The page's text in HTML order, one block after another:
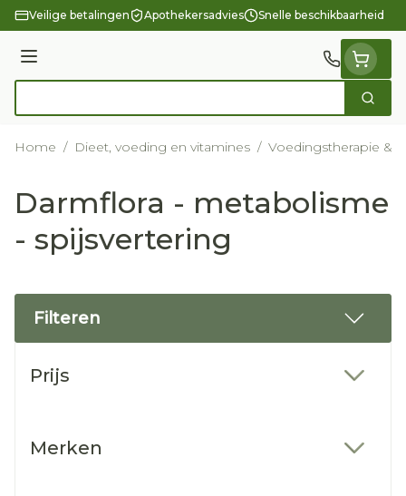
Ga naar de inhoud
Veilige betalingen Apothekersadvies Snelle beschikbaarheid
Menu
Zoek
Home / Dieet, voeding en vitamines / Voedingstherapie &
Darmflora - metabolisme
- spijsvertering
Filteren
Prijs
Merken